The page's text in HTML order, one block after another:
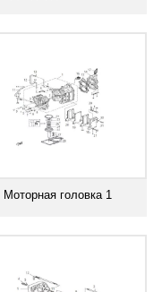
Моторная головка 1